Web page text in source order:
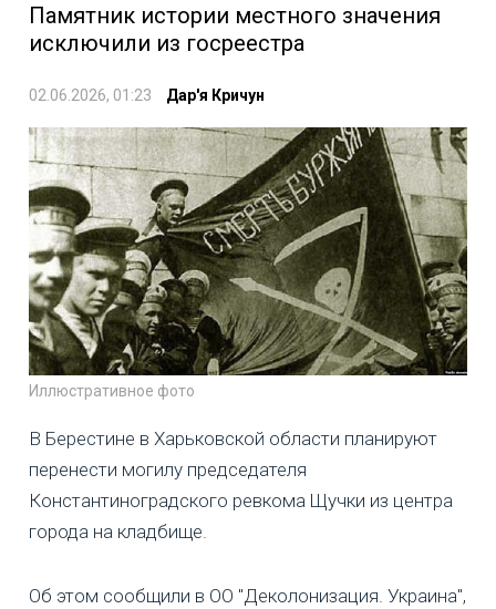
Памятник истории местного значения
исключили из госреестра
02.06.2026, 01:23 Дар'я Кричун
Иллюстративное фото
В Берестине в Харьковской области планируют
перенести могилу председателя
Константиноградского ревкома Щучки из центра
города на кладбище.
Об этом сообщили в ОО "Деколонизация. Украина",